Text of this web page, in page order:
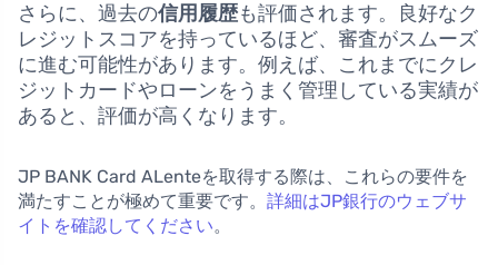
さらに、過去の信用履歴も評価されます。良好なク
レジットスコアを持っているほど、審査がスムーズ
に進む可能性があります。例えば、これまでにクレ
ジットカードやローンをうまく管理している実績が
あると、評価が高くなります。
JP BANK Card ALenteを取得する際は、これらの要件を
満たすことが極めて重要です。 詳細はJP銀行のウェブサ
イトを確認してください。